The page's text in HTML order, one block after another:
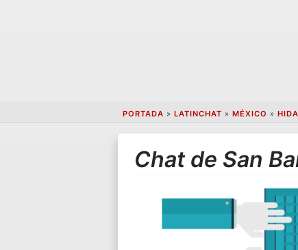
PORTADA » LATINCHAT » MÉXICO »
Chat de San